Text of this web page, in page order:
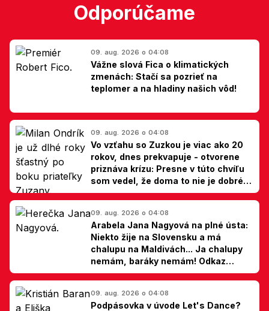
Odporúčame
09. aug. 2026 o 04:08
Vážne slová Fica o klimatických
zmenách: Stačí sa pozrieť na
teplomer a na hladiny našich vôd!
09. aug. 2026 o 04:08
Vo vzťahu so Zuzkou je viac ako 20
rokov, dnes prekvapuje - otvorene
priznáva krízu: Presne v túto chvíľu
som vedel, že doma to nie je dobré,
hovorí Milan Ondrík
09. aug. 2026 o 04:08
Arabela Jana Nagyová na plné ústa:
Niekto žije na Slovensku a má
chalupu na Maldivách... Ja chalupy
nemám, baráky nemám! Odkaz
Slovákom
09. aug. 2026 o 04:08
Podpásovka v úvode Let's Dance?